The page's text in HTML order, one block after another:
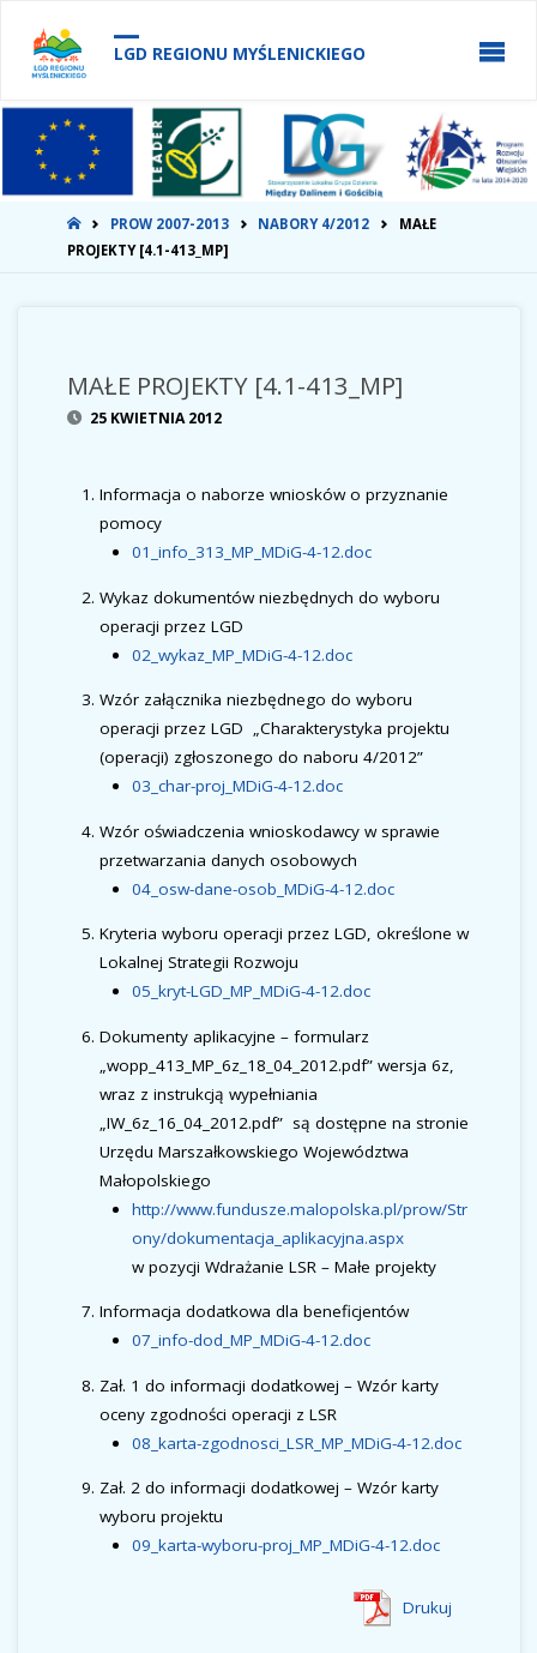
LGD REGIONU MYŚLENICKIEGO
STRONA
GŁÓWNA
PROW 2007-2013 NABORY 4/2012
MAŁE
PROJEKTY [4.1-413_MP]
MAŁE PROJEKTY [4.1-413_MP]
25 KWIETNIA 2012
Informacja o naborze wniosków o przyznanie
pomocy
01_info_313_MP_MDiG-4-12.doc
Wykaz dokumentów niezbędnych do wyboru
operacji przez LGD
02_wykaz_MP_MDiG-4-12.doc
Wzór załącznika niezbędnego do wyboru
operacji przez LGD „Charakterystyka projektu
(operacji) zgłoszonego do naboru 4/2012”
03_char-proj_MDiG-4-12.doc
Wzór oświadczenia wnioskodawcy w sprawie
przetwarzania danych osobowych
04_osw-dane-osob_MDiG-4-12.doc
Kryteria wyboru operacji przez LGD, określone w
Lokalnej Strategii Rozwoju
05_kryt-LGD_MP_MDiG-4-12.doc
Dokumenty aplikacyjne – formularz
„wopp_413_MP_6z_18_04_2012.pdf” wersja 6z,
wraz z instrukcją wypełniania
„IW_6z_16_04_2012.pdf” są dostępne na stronie
Urzędu Marszałkowskiego Województwa
Małopolskiego
http://www.fundusze.malopolska.pl/prow/Str
ony/dokumentacja_aplikacyjna.aspx
w pozycjiWdrażanie LSR – Małe projekty
Informacja dodatkowa dla beneficjentów
07_info-dod_MP_MDiG-4-12.doc
Zał. 1 do informacji dodatkowej – Wzór karty
oceny zgodności operacji z LSR
08_karta-zgodnosci_LSR_MP_MDiG-4-12.doc
Zał. 2 do informacji dodatkowej – Wzór karty
wyboru projektu
09_karta-wyboru-proj_MP_MDiG-4-12.doc
Drukuj